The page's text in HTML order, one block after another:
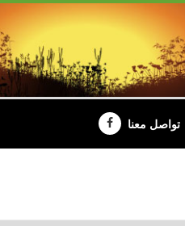
تواصل معنا